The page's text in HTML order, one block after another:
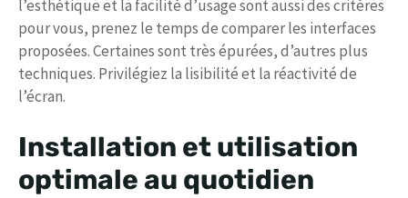
l’esthétique et la facilité d’usage sont aussi des critères
pour vous, prenez le temps de comparer les interfaces
proposées. Certaines sont très épurées, d’autres plus
techniques. Privilégiez la lisibilité et la réactivité de
l’écran.
Installation et utilisation
optimale au quotidien